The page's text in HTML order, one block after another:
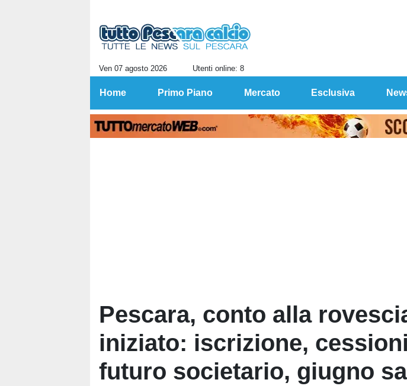
Ven 07 agosto 2026 Utenti online: 8
Home Primo Piano Mercato Esclusiva
Pescara, conto alla
iniziato: iscrizione,
futuro societario, giugno